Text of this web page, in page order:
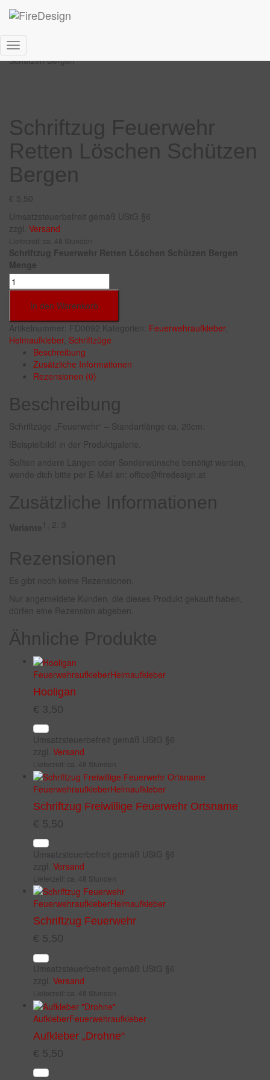
Navigation
umschalten
Start
Schützen Bergen
Schriftzug Feuerwehr
Retten Löschen Schützen
Bergen
€ 5,50
Umsatzsteuerbefreit gemäß UStG §6
zzgl. Versand
Lieferzeit: ca. 48 Stunden
Schriftzug Feuerwehr Retten Löschen Schützen Bergen
Menge
In den Warenkorb
Artikelnummer: FD0092 Kategorien: Feuerwehraufkleber,
Helmaufkleber, Schriftzüge
Beschreibung
Zusätzliche Informationen
Rezensionen (0)
Beschreibung
Schriftzüge „Feuerwehr“ – Standartlänge ca. 20cm.
!Beispielbild! in der Produktgalerie.
Sollten andere Längen oder Sonderwünsche benötigt werden,
wende dich bitte per E-Mail an: office@firedesign.at
Zusätzliche Informationen
Variante 1, 2, 3
Rezensionen
Es gibt noch keine Rezensionen.
Nur angemeldete Kunden, die dieses Produkt gekauft haben,
dürfen eine Rezension abgeben.
Ähnliche Produkte
FeuerwehraufkleberHelmaufkleber
Hooligan
€ 3,50
Umsatzsteuerbefreit gemäß UStG §6
zzgl. Versand
Lieferzeit: ca. 48 Stunden
FeuerwehraufkleberHelmaufkleber
Schriftzug Freiwillige Feuerwehr Ortsname
€ 5,50
Umsatzsteuerbefreit gemäß UStG §6
zzgl. Versand
Lieferzeit: ca. 48 Stunden
FeuerwehraufkleberHelmaufkleber
Schriftzug Feuerwehr
€ 5,50
Umsatzsteuerbefreit gemäß UStG §6
zzgl. Versand
Lieferzeit: ca. 48 Stunden
AufkleberFeuerwehraufkleber
Aufkleber „Drohne“
€ 5,50